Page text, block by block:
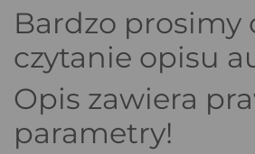
Bardzo prosimy
czytanie opisu
Opis zawiera
parametry!